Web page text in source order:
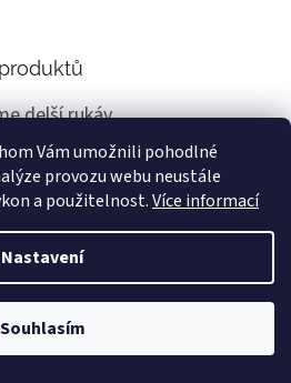
Vám umožnili pohodlné
provozu webu neustále
a použitelnost.Více informací
Nastavení
Souhlasím
delší rukáv
je 5 z 5 hvězdiček.
a teď 2x jsou boží
Vytvořil Shoptet
Fashion. Všechna práva vyhrazena.